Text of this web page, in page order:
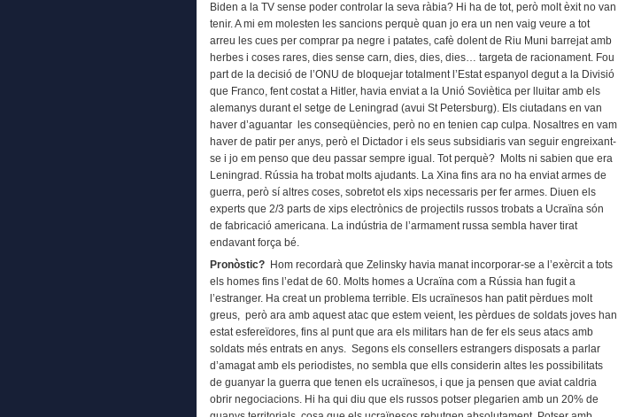
Biden a la TV sense poder controlar la seva ràbia? Hi ha de tot, però molt èxit no van
tenir. A mi em molesten les sancions perquè quan jo era un nen vaig veure a tot
arreu les cues per comprar pa negre i patates, cafè dolent de Riu Muni barrejat amb
herbes i coses rares, dies sense carn, dies, dies, dies… targeta de racionament. Fou
part de la decisió de l’ONU de bloquejar totalment l’Estat espanyol degut a la Divisió
que Franco, fent costat a Hitler, havia enviat a la Unió Soviètica per lluitar amb els
alemanys durant el setge de Leningrad (avui St Petersburg). Els ciutadans en van
haver d’aguantar les conseqüències, però no en tenien cap culpa. Nosaltres en vam
haver de patir per anys, però el Dictador i els seus subsidiaris van seguir engreixant-
se i jo em penso que deu passar sempre igual. Tot perquè? Molts ni sabien que era
Leningrad. Rússia ha trobat molts ajudants. La Xina fins ara no ha enviat armes de
guerra, però sí altres coses, sobretot els xips necessaris per fer armes. Diuen els
experts que 2/3 parts de xips electrònics de projectils russos trobats a Ucraïna són
de fabricació americana. La indústria de l’armament russa sembla haver tirat
endavant força bé.
Pronòstic? Hom recordarà que Zelinsky havia manat incorporar-se a l’exèrcit a tots
els homes fins l’edat de 60. Molts homes a Ucraïna com a Rússia han fugit a
l’estranger. Ha creat un problema terrible. Els ucraïnesos han patit pèrdues molt
greus, però ara amb aquest atac que estem veient, les pèrdues de soldats joves han
estat esfereïdores, fins al punt que ara els militars han de fer els seus atacs amb
soldats més entrats en anys. Segons els consellers estrangers disposats a parlar
d’amagat amb els periodistes, no sembla que ells considerin altes les possibilitats
de guanyar la guerra que tenen els ucraïnesos, i que ja pensen que aviat caldria
obrir negociacions. Hi ha qui diu que els russos potser plegarien amb un 20% de